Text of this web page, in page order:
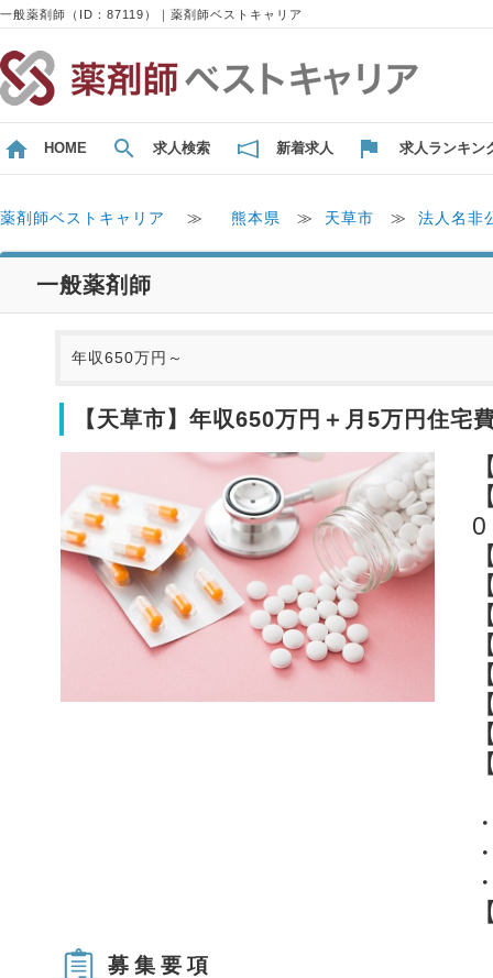
一般薬剤師（ID：87119）｜薬剤師ベストキャリア
HOME 求人検索 新着求人 求人ランキン
薬剤師ベストキャリア ≫ 熊本県 ≫ 天草市 ≫ 法人名非
一般薬剤師
年収650万円～
【天草市】年収650万円＋月5万円住
0
募集要項